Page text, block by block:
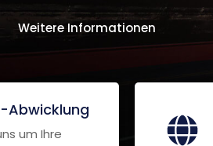
Weitere Informationen
Abwicklung
um Ihre